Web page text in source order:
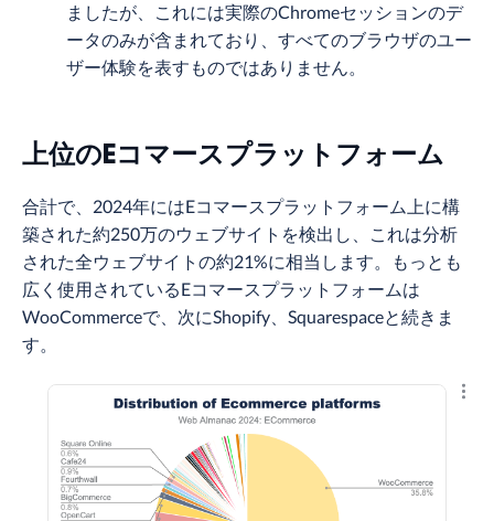
ましたが、これには実際のChromeセッションのデ
ータのみが含まれており、すべてのブラウザのユー
ザー体験を表すものではありません。
上位のEコマースプラットフォーム
合計で、2024年にはEコマースプラットフォーム上に構
築された約250万のウェブサイトを検出し、これは分析
された全ウェブサイトの約21%に相当します。もっとも
広く使用されているEコマースプラットフォームは
WooCommerceで、次にShopify、Squarespaceと続きま
す。
結